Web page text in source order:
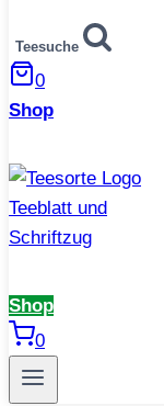
Teesuche
0
Shop
Shop
0